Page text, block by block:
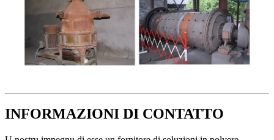
INFORMAZIONI DI CONTATTO